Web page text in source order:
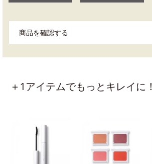
商品を確認する
＋1アイテムでもっとキレイに！